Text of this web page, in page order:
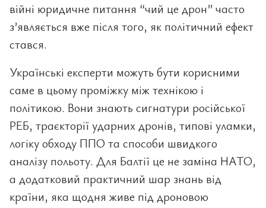
війні юридичне питання “чий це дрон” часто
з’являється вже після того, як політичний ефект
стався.
Українські експерти можуть бути корисними
саме в цьому проміжку між технікою і
політикою. Вони знають сигнатури російської
РЕБ, траєкторії ударних дронів, типові уламки,
логіку обходу ППО та способи швидкого
аналізу польоту. Для Балтії це не заміна НАТО,
а додатковий практичний шар знань від
країни, яка щодня живе під дроновою